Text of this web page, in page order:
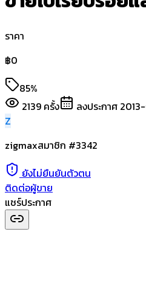
ราคา
฿0
85%
2139 ครั้ง ลงประกาศ
Z
zigmaxสมาชิก #3342
ยังไม่ยืนยันตัวตน
ติดต่อผู้ขาย
แชร์ประกาศ